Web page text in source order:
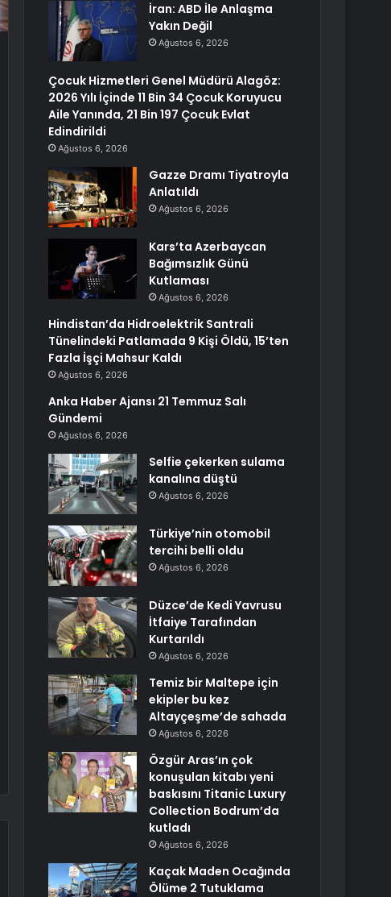
İran: ABD İle Anlaşma
Yakın Değil
Ağustos 6, 2026
Çocuk Hizmetleri Genel Müdürü Alagöz:
2026 Yılı İçinde 11 Bin 34 Çocuk Koruyucu
Aile Yanında, 21 Bin 197 Çocuk Evlat
Edindirildi
Ağustos 6, 2026
Gazze Dramı Tiyatroyla
Anlatıldı
Ağustos 6, 2026
Kars’ta Azerbaycan
Bağımsızlık Günü
Kutlaması
Ağustos 6, 2026
Hindistan’da Hidroelektrik Santrali
Tünelindeki Patlamada 9 Kişi Öldü, 15’ten
Fazla İşçi Mahsur Kaldı
Ağustos 6, 2026
Anka Haber Ajansı 21 Temmuz Salı
Gündemi
Ağustos 6, 2026
Selfie çekerken sulama
kanalına düştü
Ağustos 6, 2026
Türkiye’nin otomobil
tercihi belli oldu
Ağustos 6, 2026
Düzce’de Kedi Yavrusu
İtfaiye Tarafından
Kurtarıldı
Ağustos 6, 2026
Temiz bir Maltepe için
ekipler bu kez
Altayçeşme’de sahada
Ağustos 6, 2026
Özgür Aras’ın çok
konuşulan kitabı yeni
baskısını Titanic Luxury
Collection Bodrum’da
kutladı
Ağustos 6, 2026
Kaçak Maden Ocağında
Ölüme 2 Tutuklama